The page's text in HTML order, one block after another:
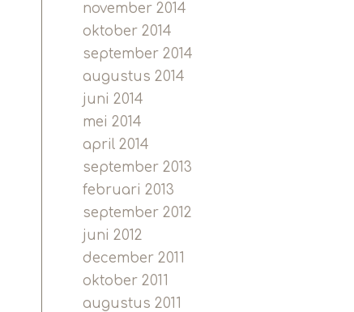
november 2014
oktober 2014
september 2014
augustus 2014
juni 2014
mei 2014
april 2014
september 2013
februari 2013
september 2012
juni 2012
december 2011
oktober 2011
augustus 2011